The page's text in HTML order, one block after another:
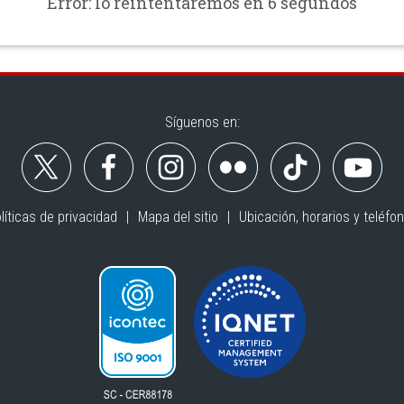
Síguenos en:
de privacidad Mapa del sitio Ubicación, horarios y